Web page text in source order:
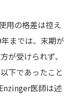
用の格差は控え
までは、末期が
が受けられず、
下であったこと
医師は述